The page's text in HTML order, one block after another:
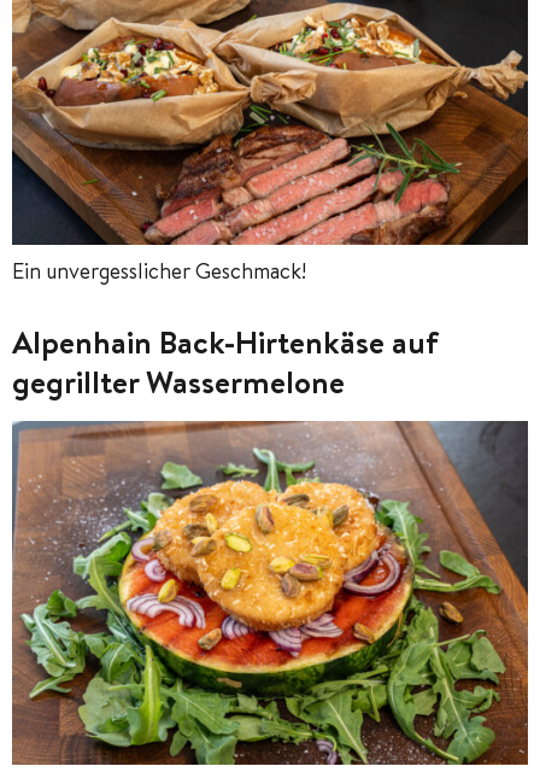
Ein unvergesslicher Geschmack!
Alpenhain Back-Hirtenkäse auf
gegrillter Wassermelone